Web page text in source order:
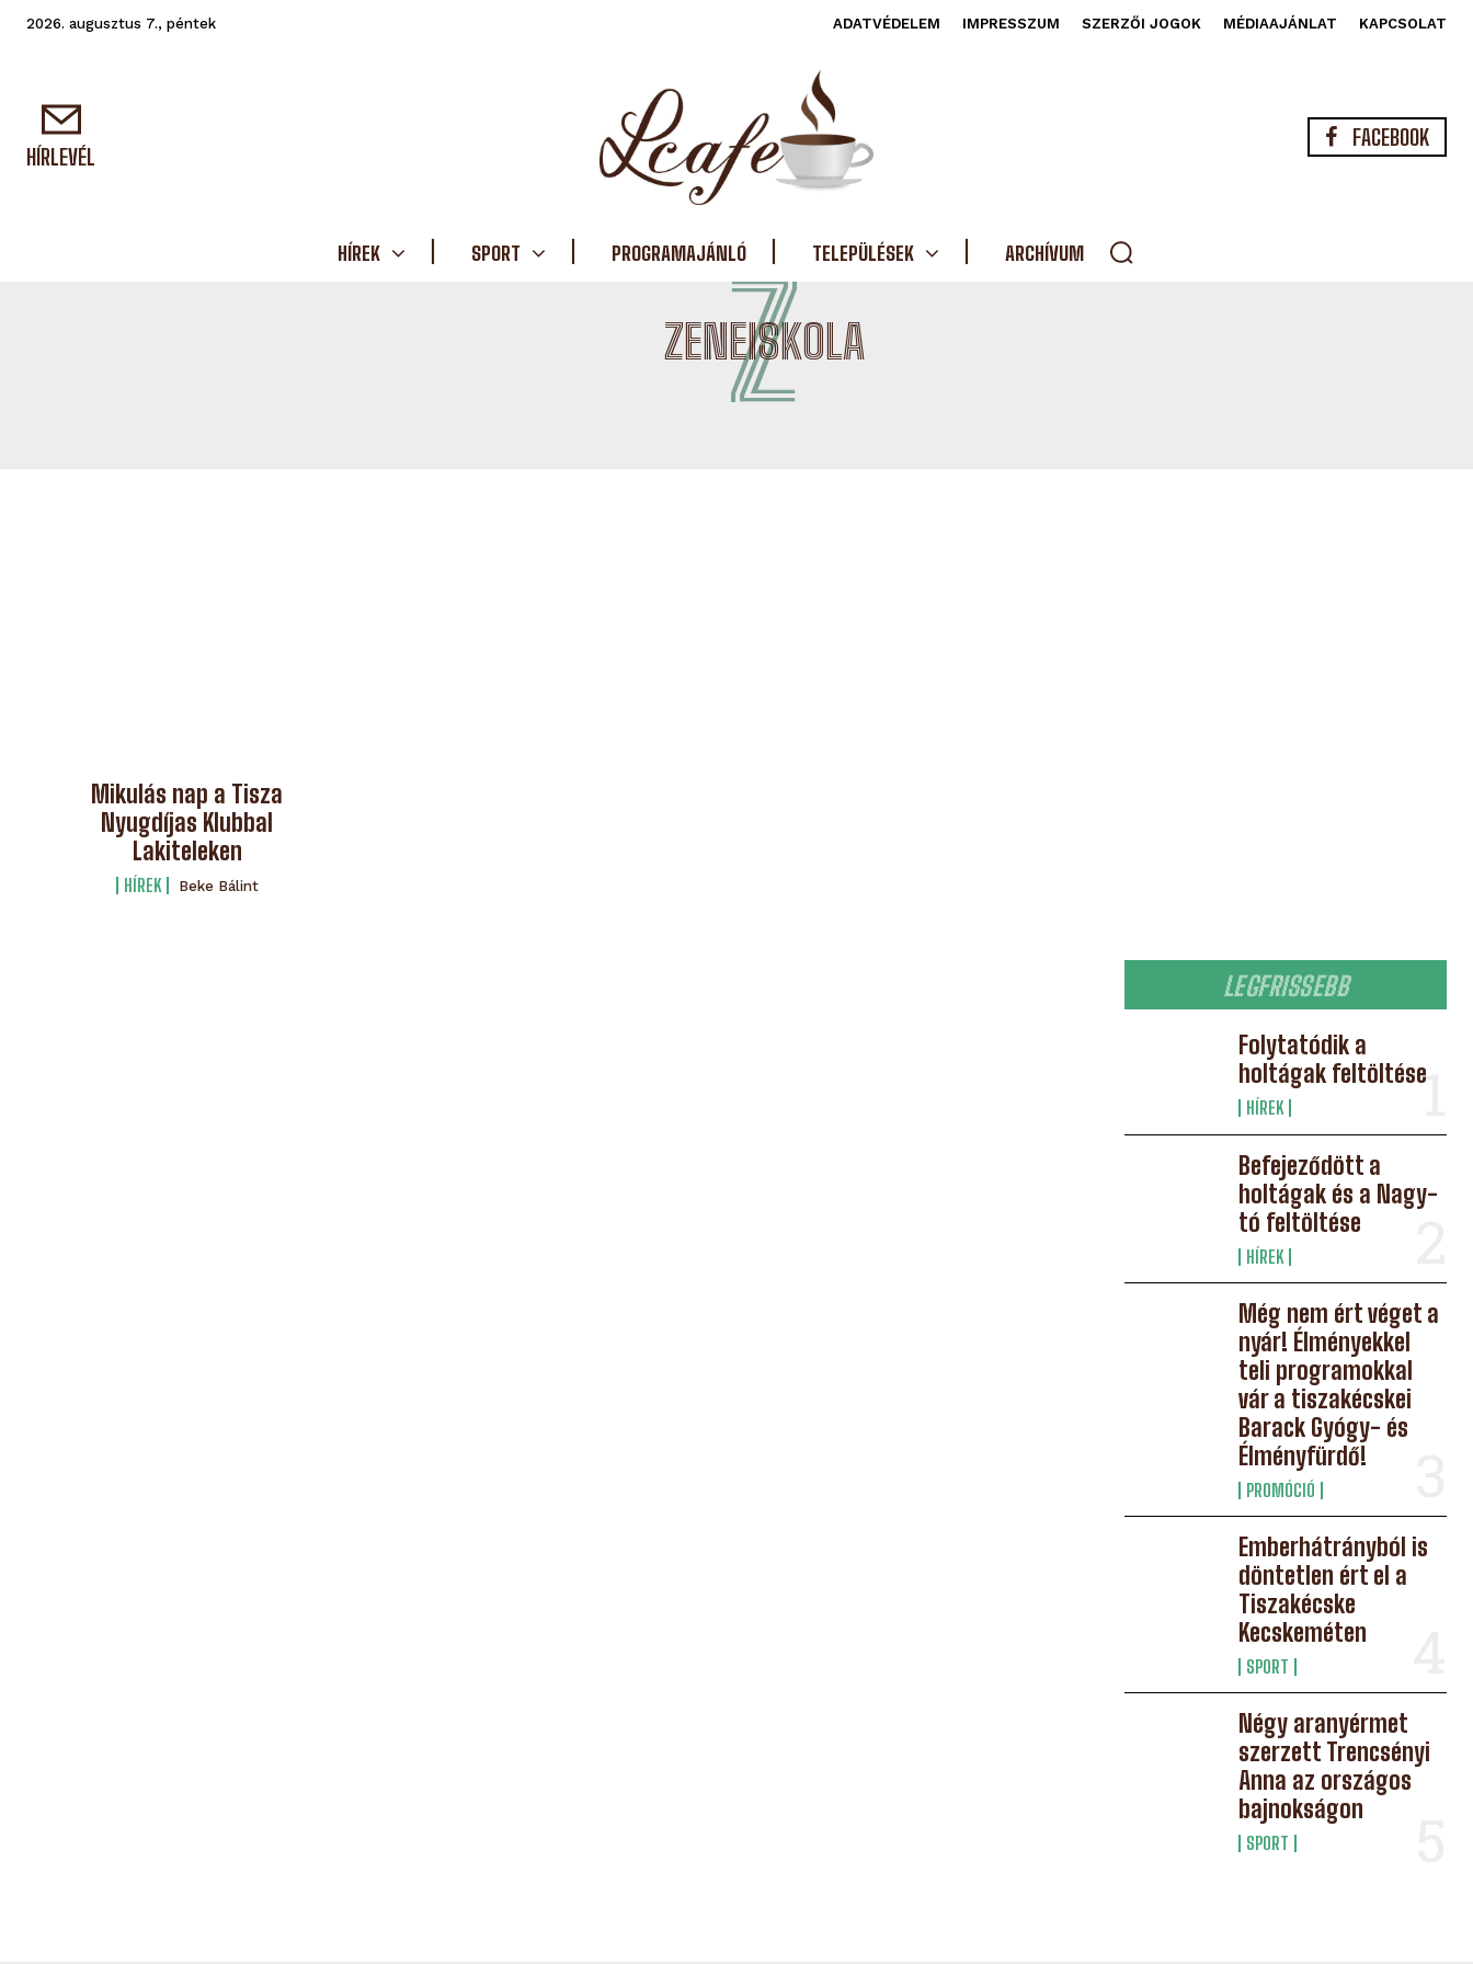
2026. augusztus 7., péntek ADATVÉDELEM IMPRESSZUM SZERZŐI JOGOK MÉDIAAJÁNLAT KAPCSOLAT
HÍRLEVÉL
FACEBOOK
HÍREK SPORT PROGRAMAJÁNLÓ TELEPÜLÉSEK ARCHÍVUM
ZENEISKOLA
Z
Mikulás nap a Tisza
Nyugdíjas Klubbal
Lakiteleken
HÍREK Beke Bálint
LEGFRISSEBB
Folytatódik a
holtágak feltöltése
HÍREK
Befejeződött a
holtágak és a Nagy-
tó feltöltése
HÍREK
Még nem ért véget a
nyár! Élményekkel
teli programokkal
vár a tiszakécskei
Barack Gyógy- és
Élményfürdő!
PROMÓCIÓ
Emberhátrányból is
döntetlen ért el a
Tiszakécske
Kecskeméten
SPORT
Négy aranyérmet
szerzett Trencsényi
Anna az országos
bajnokságon
SPORT